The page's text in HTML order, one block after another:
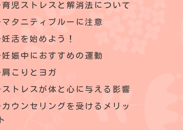
育児ストレスと解消法について
マタニティブルーに注意
妊活を始めよう！
妊娠中におすすめの運動
肩こりとヨガ
ストレスが体と心に与える影響
カウンセリングを受けるメリッ
ト